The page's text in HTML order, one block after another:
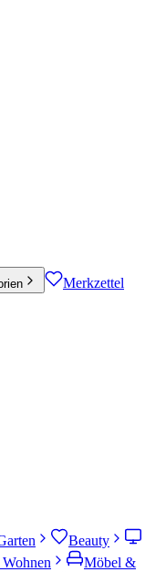
Merkzettel
Beauty
Möbel &